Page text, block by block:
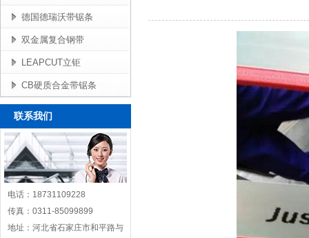
德国德瑞沃带锯条
双金属复合钢带
LEAPCUT立钜
CB硬质合金带锯条
联系我们
电话：18731109228
传真：0311-85099899
地址：河北省石家庄市和平路与